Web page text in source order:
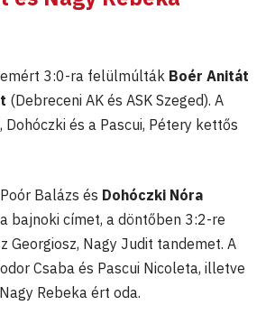
3:0-ra felülmúlták Boér Anitát
(Debreceni AK és ASK Szeged). A
Dohóczki és a Pascui, Pétery kettős
Balázs és Dohóczki Nóra
bajnoki címet, a döntőben 3:2-re
Georgiosz, Nagy Judit tandemet. A
Csaba és Pascui Nicoleta, illetve
Rebeka ért oda.